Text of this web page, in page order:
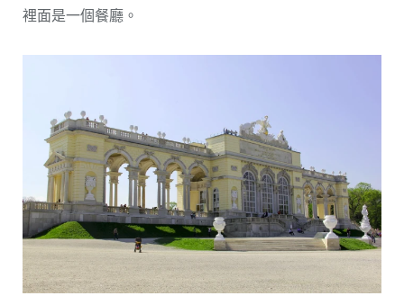
裡面是一個餐廳。